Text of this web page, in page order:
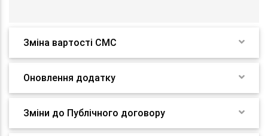
Зміна вартості СМС
Оновлення додатку
Зміни до Публічного договору